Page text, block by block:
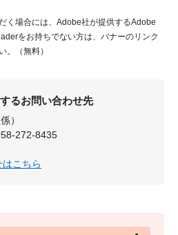
く場合には、Adobe社が提供するAdobe
をお持ちでない方は、バナーのリンク
。（無料）
るお問い合わせ先
）
272-8435
こちら